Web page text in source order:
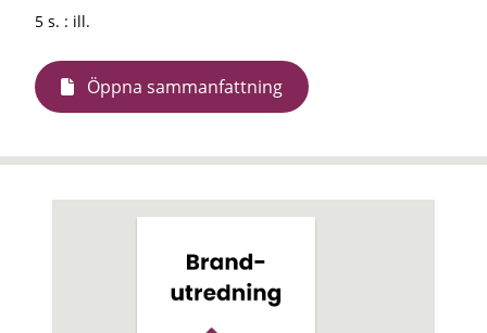
5 s. : ill.
Öppna sammanfattning